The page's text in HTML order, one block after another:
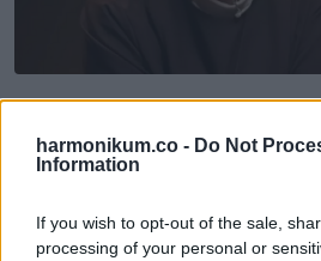
harmonikum.co - Do Not
Information
If you wish to opt-out of the sale,
processing of your personal or
szemei vannak”. Elgondolkodva
Majd így folytatta: „A szemei
belenéznék hosszasan, de a film is